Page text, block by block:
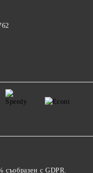
съобразен с GDPR.